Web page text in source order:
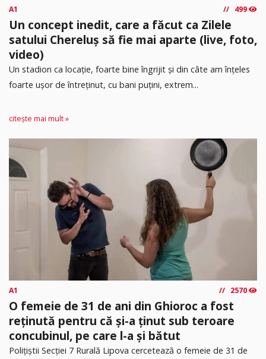
A1 499
Un concept inedit, care a făcut ca Zilele
satului Chereluș să fie mai aparte (live, foto,
video)
Un stadion ca locație, foarte bine îngrijit și din câte am înțeles
foarte ușor de întreținut, cu bani puțini, extrem...
citește mai mult »
A1 2570
O femeie de 31 de ani din Ghioroc a fost
reținută pentru că și-a ținut sub teroare
concubinul, pe care l-a și bătut
​Polițiștii Secției 7 Rurală Lipova cercetează o femeie de 31 de